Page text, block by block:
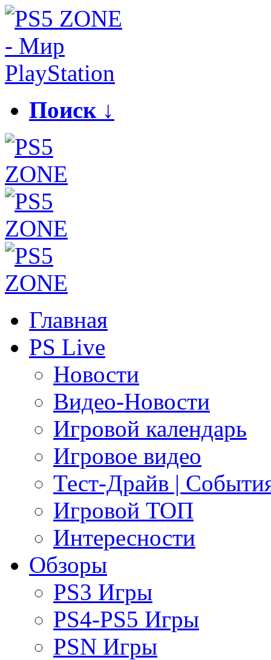
Поиск ↓
Главная
PS Live
Новости
Видео-Новости
Игровой календарь
Игровое видео
Тест-Драйв |
Игровой ТОП
Интересности
Обзоры
PS3 Игры
PS4-PS5 Игры
PSN Игры